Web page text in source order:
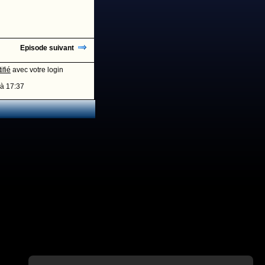
Episode suivant
avec votre login
17:37